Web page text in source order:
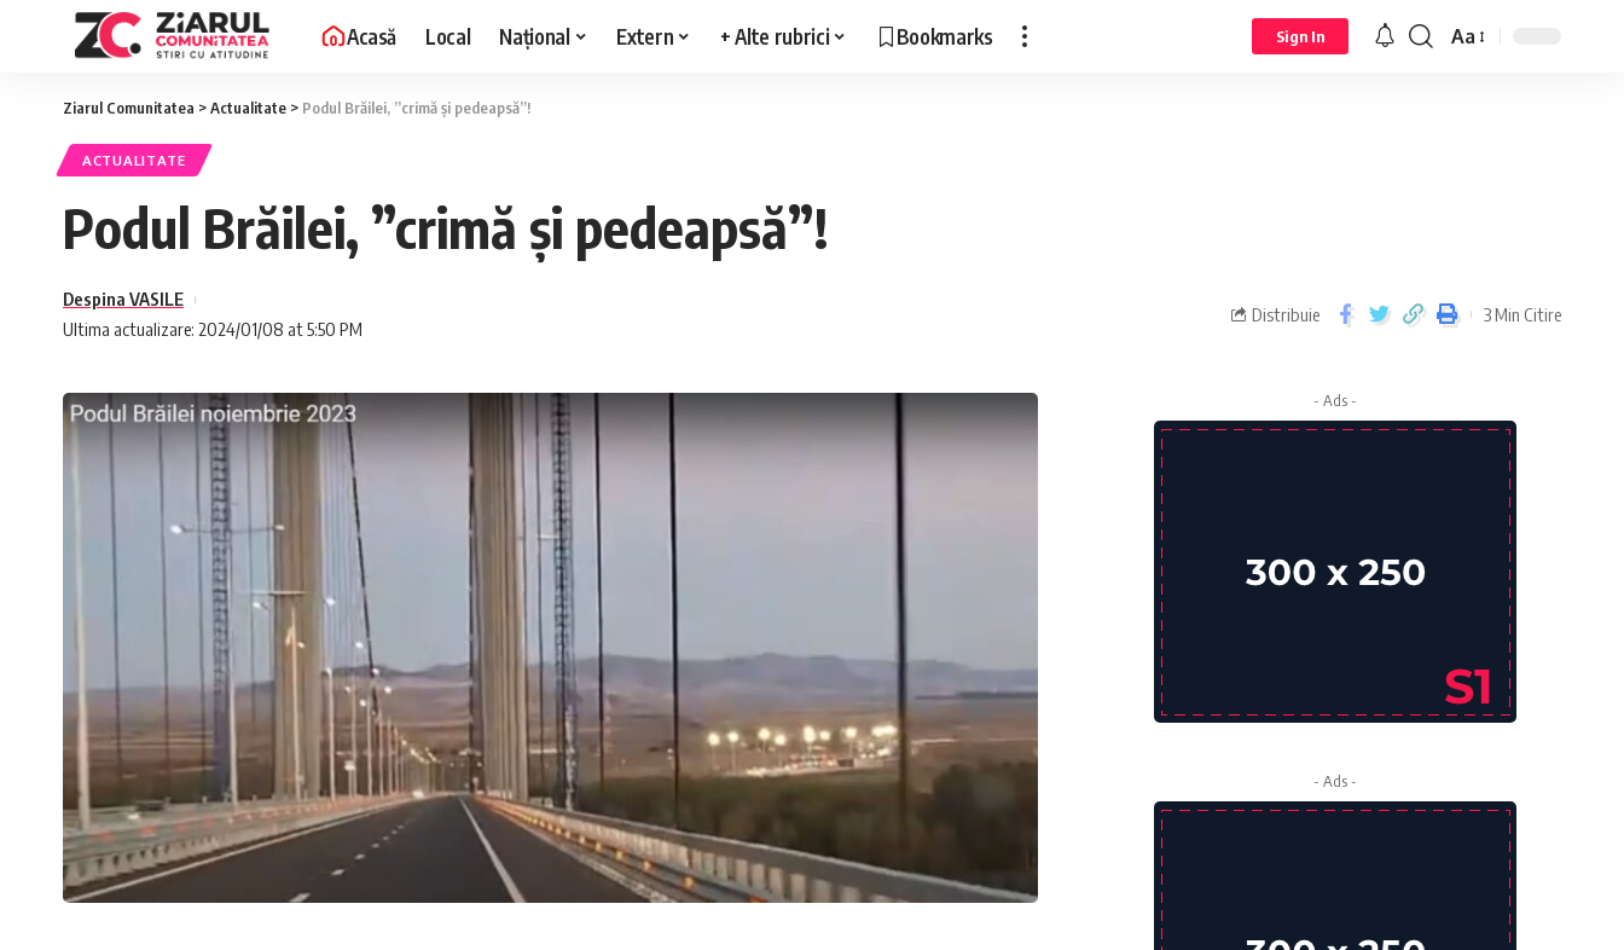
Acasă Local Național Extern + Alte rubrici Bookmarks Sign In Aa
Ziarul Comunitatea >Actualitate > Podul Brăilei, ”crimă și pedeapsă”!
ACTUALITATE
Podul Brăilei, ”crimă și pedeapsă”!
Ultima actualizare: 2024/01/08 at 5:50 PM
Despina VASILE
Distribuie 3 Min Citire
- Ads -
- Ads -